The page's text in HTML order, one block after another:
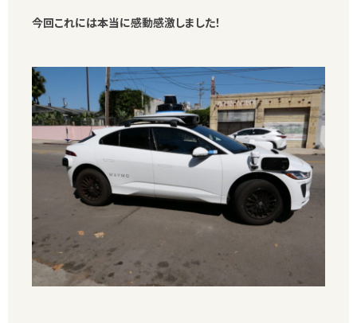
今回これには本当に感動感激しました！